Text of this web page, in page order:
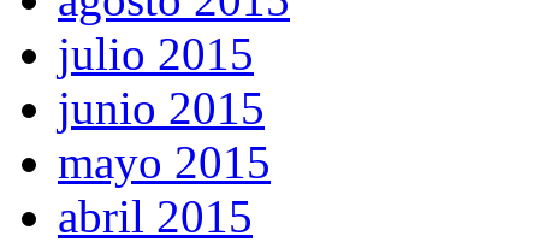
julio 2015
junio 2015
mayo 2015
abril 2015